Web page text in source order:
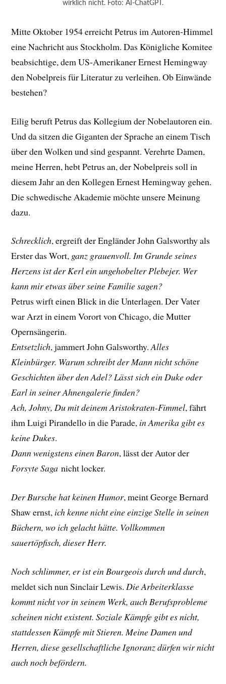
wirklich nicht. Foto: AI-ChatGPT.
Mitte Oktober 1954 erreicht Petrus im Autoren-Himmel
eine Nachricht aus Stockholm. Das Königliche Komitee
beabsichtige, dem US-Amerikaner Ernest Hemingway
den Nobelpreis für Literatur zu verleihen. Ob Einwände
bestehen?
Eilig beruft Petrus das Kollegium der Nobelautoren ein.
Und da sitzen die Giganten der Sprache an einem Tisch
über den Wolken und sind gespannt. Verehrte Damen,
meine Herren, hebt Petrus an, der Nobelpreis soll in
diesem Jahr an den Kollegen Ernest Hemingway gehen.
Die schwedische Akademie möchte unsere Meinung
dazu.
Schrecklich, ergreift der Engländer John Galsworthy als
Erster das Wort, ganz grauenvoll. Im Grunde seines
Herzens ist der Kerl ein ungehobelter Plebejer. Wer
kann mir etwas über seine Familie sagen?
Petrus wirft einen Blick in die Unterlagen. Der Vater
war Arzt in einem Vorort von Chicago, die Mutter
Opernsängerin.
Entsetzlich, jammert John Galsworthy.Alles
Kleinbürger. Warum schreibt der Mann nicht schöne
Geschichten über den Adel? Lässt sich ein Duke oder
Earl in seiner Ahnengalerie finden?
Ach, Johny, Du mit deinem Aristokraten-Fimmel, fährt
ihm Luigi Pirandello in die Parade, in Amerika gibt es
keine Dukes.
Dann wenigstens einen Baron, lässt der Autor der
Forsyte Saga nicht locker.
Der Bursche hat keinen Humor, meint George Bernard
Shaw ernst, ich kenne nicht eine einzige Stelle in seinen
Büchern, wo ich gelacht hätte. Vollkommen
sauertöpfisch, dieser Herr.
Noch schlimmer, er ist ein Bourgeois durch und durch,
meldet sich nun Sinclair Lewis.Die Arbeiterklasse
kommt nicht vor in seinem Werk, auch Berufsprobleme
scheinen nicht existent. Soziale Kämpfe gibt es nicht,
stattdessen Kämpfe mit Stieren. Meine Damen und
Herren, diese gesellschaftliche Ignoranz dürfen wir nicht
auch noch befördern.